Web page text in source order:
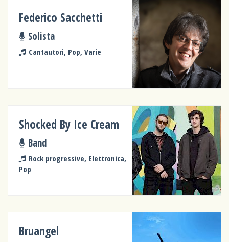
Federico Sacchetti
Solista
Cantautori, Pop, Varie
Shocked By Ice Cream
Band
Rock progressive, Elettronica,
Pop
Bruangel